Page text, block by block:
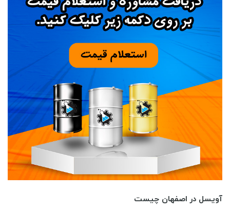
آویسل در اصفهان چیست